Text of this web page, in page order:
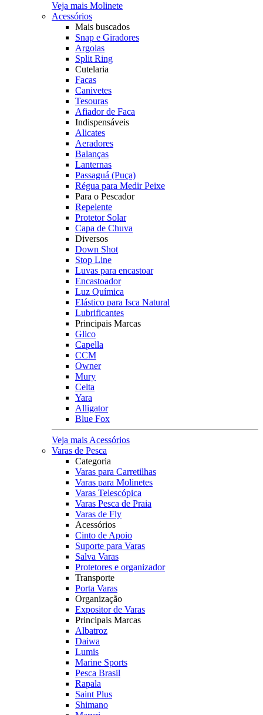
Veja mais Molinete
Acessórios
Mais buscados
Snap e Giradores
Argolas
Split Ring
Cutelaria
Facas
Canivetes
Tesouras
Afiador de Faca
Indispensáveis
Alicates
Aeradores
Balanças
Lanternas
Passaguá (Puça)
Régua para Medir Peixe
Para o Pescador
Repelente
Protetor Solar
Capa de Chuva
Diversos
Down Shot
Stop Line
Luvas para encastoar
Encastoador
Luz Química
Elástico para Isca Natural
Lubrificantes
Principais Marcas
Glico
Capella
CCM
Owner
Mury
Celta
Yara
Alligator
Blue Fox
Veja mais Acessórios
Varas de Pesca
Categoria
Varas para Carretilhas
Varas para Molinetes
Varas Telescópica
Varas Pesca de Praia
Varas de Fly
Acessórios
Cinto de Apoio
Suporte para Varas
Salva Varas
Protetores e organizador
Transporte
Porta Varas
Organização
Expositor de Varas
Principais Marcas
Albatroz
Daiwa
Lumis
Marine Sports
Pesca Brasil
Rapala
Saint Plus
Shimano